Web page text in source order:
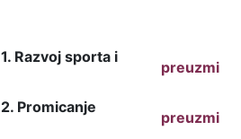
1. Razvoj sporta i
preuzmi
2. Promicanje
preuzmi